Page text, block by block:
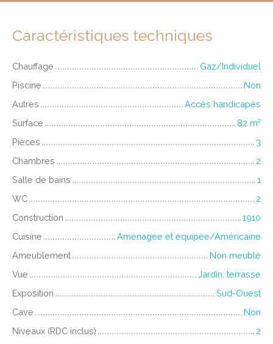
Caractéristiques techniques
Chauffage
Gaz/Individuel
Piscine
Non
Autres
Accès handicapés
Surface
82 m²
Pièces
3
Chambres
2
Salle de bains
1
WC
2
Construction
1910
Cuisine
Aménagée et équipée/Américaine
Ameublement
Non meublé
Vue
Jardin, terrasse
Exposition
Sud-Ouest
Cave
Non
Niveaux (RDC inclus)
2